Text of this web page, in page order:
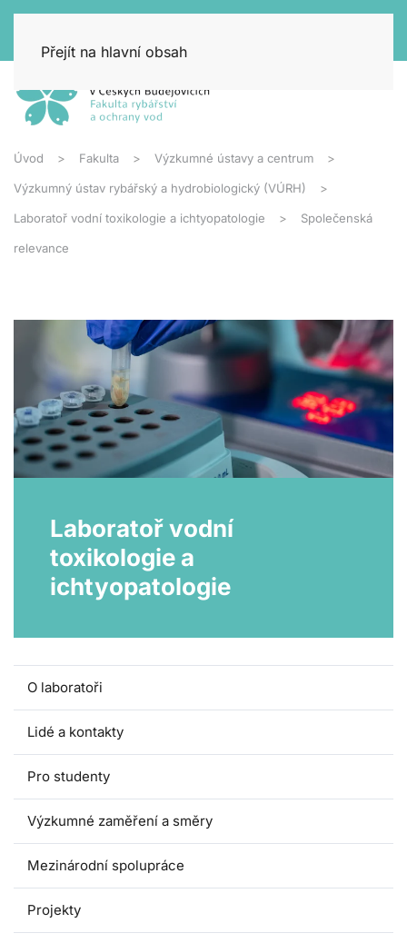
Přejít na hlavní obsah
Úvod Fakulta Výzkumné ústavy a centrum
Výzkumný ústav rybářský a hydrobiologický (VÚRH)
Laboratoř vodní toxikologie a ichtyopatologie Společenská
relevance
Laboratoř vodní
toxikologie a
ichtyopatologie
O laboratoři
Lidé a kontakty
Pro studenty
Výzkumné zaměření a směry
Mezinárodní spolupráce
Projekty